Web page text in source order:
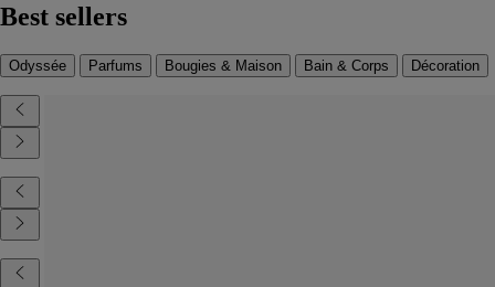
Best sellers
Odyssée Parfums Bougies & Maison Bain & Corps Décoration